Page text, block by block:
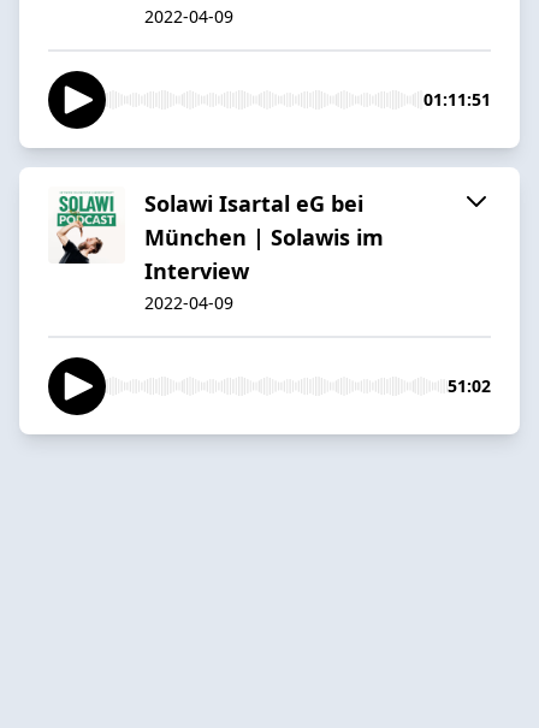
2022-04-09
01:11:51
Solawi Isartal eG bei
München | Solawis im
Interview
2022-04-09
51:02